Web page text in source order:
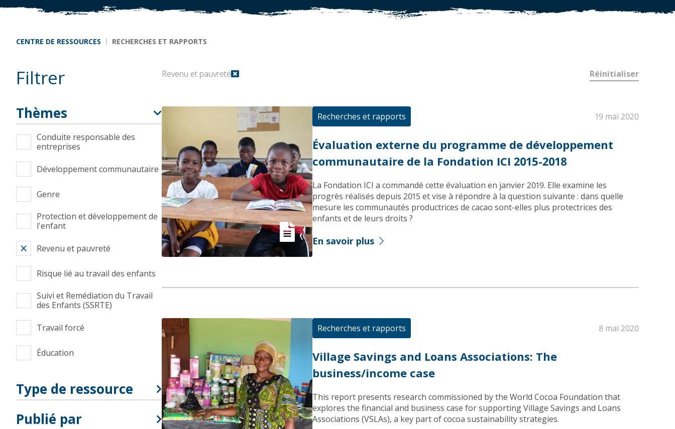
Fil d'Ariane
CENTRE DE RESSOURCES RECHERCHES ET RAPPORTS
Filtrer
Thèmes
Conduite responsable des
entreprises
Développement communautaire
Genre
Protection et développement de
l'enfant
Revenu et pauvreté
Risque lié au travail des enfants
Suivi et Remédiation du Travail
des Enfants (SSRTE)
Travail forcé
Éducation
Type de ressource
Publié par
Revenu et pauvreté Réinitialiser
Recherches et rapports 19 mai 2020
Évaluation externe du programme de développement
communautaire de la Fondation ICI 2015-2018
La Fondation ICI a commandé cette évaluation en janvier 2019. Elle examine les
progrès réalisés depuis 2015 et vise à répondre à la question suivante : dans quelle
mesure les communautés productrices de cacao sont-elles plus protectrices des
enfants et de leurs droits ?
En savoir plus
Recherches et rapports 8 mai 2020
Village Savings and Loans Associations: The
business/income case
This report presents research commissioned by the World Cocoa Foundation that
explores the financial and business case for supporting Village Savings and Loans
Associations (VSLAs), a key part of cocoa sustainability strategies.